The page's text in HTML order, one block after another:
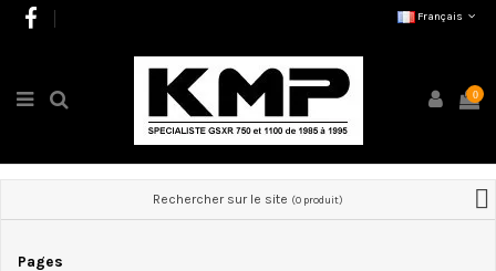
Français
0
Rechercher sur le site (0 produit)
Pages